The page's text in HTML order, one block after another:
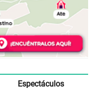
Espectáculos